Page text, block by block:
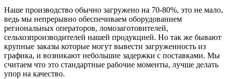
Наше производство обычно загружено на 70-80%, это не мало,
ведь мы непрерывно обеспечиваем оборудованием
региональных операторов, ломозаготовителей,
сельхозпроизводителей нашей продукцией. Но так же бывают
крупные заказы которые могут вывести загруженность из
графика, и возникают небольшие задержки с поставками. Мы
считаем что это стандартные рабочие моменты, лучше делать
упор на качество.